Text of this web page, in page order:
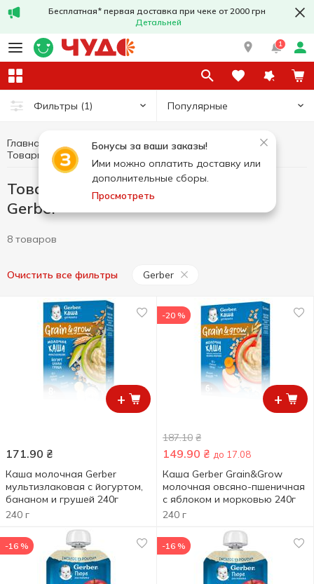
Бесплатная* первая доставка при чеке от 2000 грн
Детальней
1
Фильтры (1) Популярные
Бонусы за ваши заказы!
Ими можно оплатить доставку или
дополнительные сборы.
Просмотреть
Главная
Здоровое питание и образ жизни
Товары без добавленного сахара
Товары без добавленного сахара
Gerber
8 товаров
Очистить все фильтры Gerber
+
171.90 ₴
Каша молочная Gerber
мультизлаковая с йогуртом,
бананом и грушей 240г
240 г
+
-20 %
187.10 ₴
149.90 ₴ до 17.08
Каша Gerber Grain&Grow
молочная овсяно-пшеничная
с яблоком и морковью 240г
240 г
-16 % -16 %